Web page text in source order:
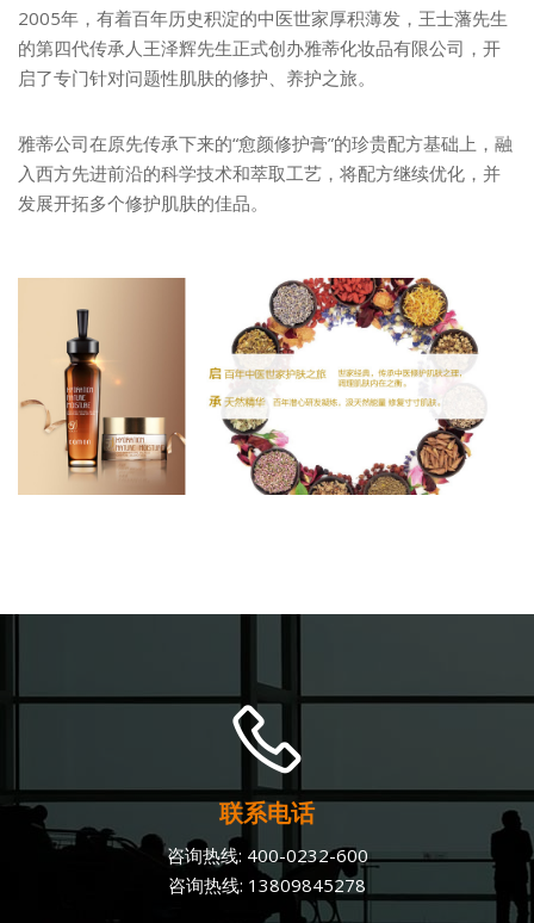
2005年，有着百年历史积淀的中医世家厚积薄发，王士藩先生
的第四代传承人王泽辉先生正式创办雅蒂化妆品有限公司，开
启了专门针对问题性肌肤的修护、养护之旅。
雅蒂公司在原先传承下来的“愈颜修护膏”的珍贵配方基础上，融
入西方先进前沿的科学技术和萃取工艺，将配方继续优化，并
发展开拓多个修护肌肤的佳品。
联系电话
咨询热线: 400-0232-600
咨询热线: 13809845278